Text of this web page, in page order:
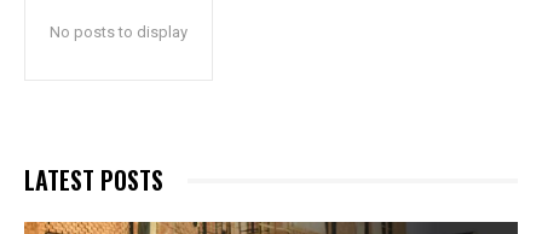
No posts to display
LATEST POSTS